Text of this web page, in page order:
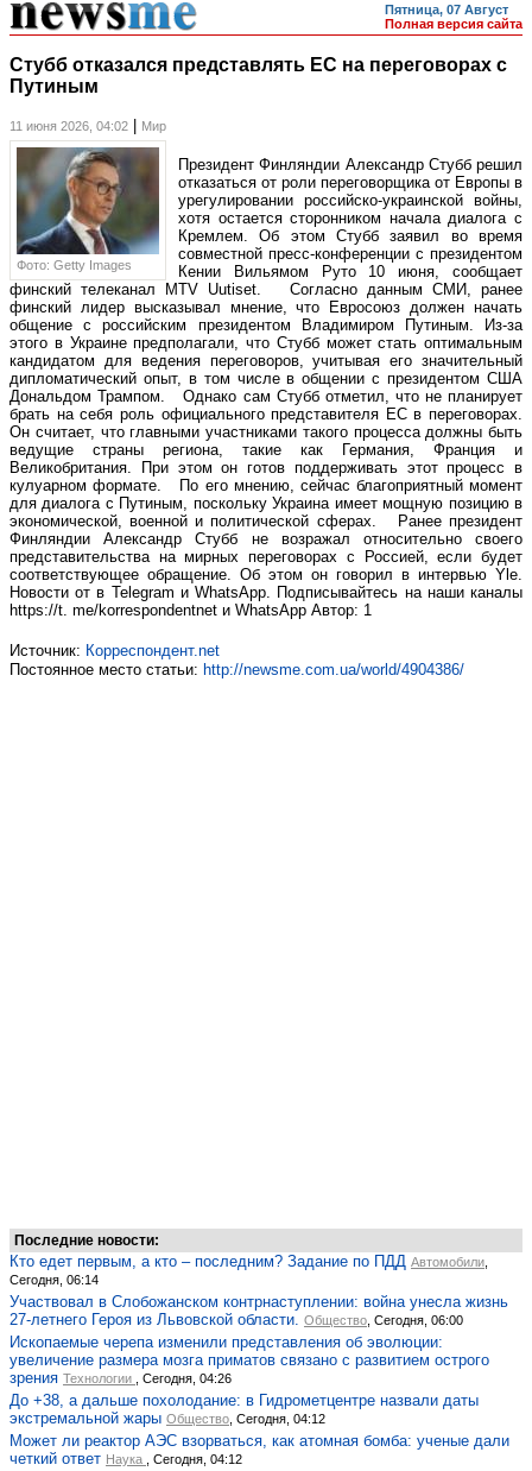
Пятница, 07 Август
Полная версия сайта
Стубб отказался представлять ЕС на переговорах с
Путиным
11 июня 2026, 04:02 Мир
Фото: Getty Images
Президент Финляндии Александр Стубб решил
отказаться от роли переговорщика от Европы в
урегулировании российско-украинской войны,
хотя остается сторонником начала диалога с
Кремлем. Об этом Стубб заявил во время
совместной пресс-конференции с президентом
Кении Вильямом Руто 10 июня, сообщает
финский телеканал MTV Uutiset. Согласно данным СМИ, ранее
финский лидер высказывал мнение, что Евросоюз должен начать
общение с российским президентом Владимиром Путиным. Из-за
этого в Украине предполагали, что Стубб может стать оптимальным
кандидатом для ведения переговоров, учитывая его значительный
дипломатический опыт, в том числе в общении с президентом США
Дональдом Трампом. Однако сам Стубб отметил, что не планирует
брать на себя роль официального представителя ЕС в переговорах.
Он считает, что главными участниками такого процесса должны быть
ведущие страны региона, такие как Германия, Франция и
Великобритания. При этом он готов поддерживать этот процесс в
кулуарном формате. По его мнению, сейчас благоприятный момент
для диалога с Путиным, поскольку Украина имеет мощную позицию в
экономической, военной и политической сферах. Ранее президент
Финляндии Александр Стубб не возражал относительно своего
представительства на мирных переговорах с Россией, если будет
соответствующее обращение. Об этом он говорил в интервью Yle.
Новости от в Telegram и WhatsApp. Подписывайтесь на наши каналы
https://t. me/korrespondentnet и WhatsApp Автор: 1
Источник: Корреспондент.net
Постоянное место статьи: http://newsme.com.ua/world/4904386/
Последние новости:
Кто едет первым, а кто – последним? Задание по ПДД Автомобили
Сегодня, 06:14
Участвовал в Слобожанском контрнаступлении: война унесла жизнь
27-летнего Героя из Львовской области.
Общество , Сегодня, 06:00
Ископаемые черепа изменили представления об эволюции:
увеличение размера мозга приматов связано с развитием острого
зрения Технологии , Сегодня, 04:26
До +38, а дальше похолодание: в Гидрометцентре назвали даты
экстремальной жары Общество , Сегодня, 04:12
Может ли реактор АЭС взорваться, как атомная бомба: ученые дали
четкий ответ Наука , Сегодня, 04:12